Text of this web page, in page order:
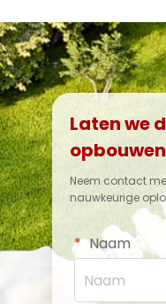
Laten we
opbouwen
Neem contact
nauwkeurige
Naam